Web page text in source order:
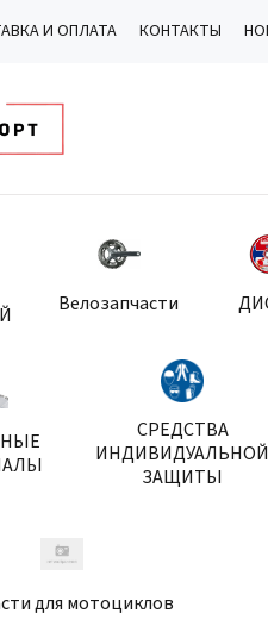
И ОПЛАТА КОНТАКТЫ
Велозапчасти
СРЕДСТВА
ИНДИВИДУАЛЬНОЙ
ЗАЩИТЫ
для мотоциклов